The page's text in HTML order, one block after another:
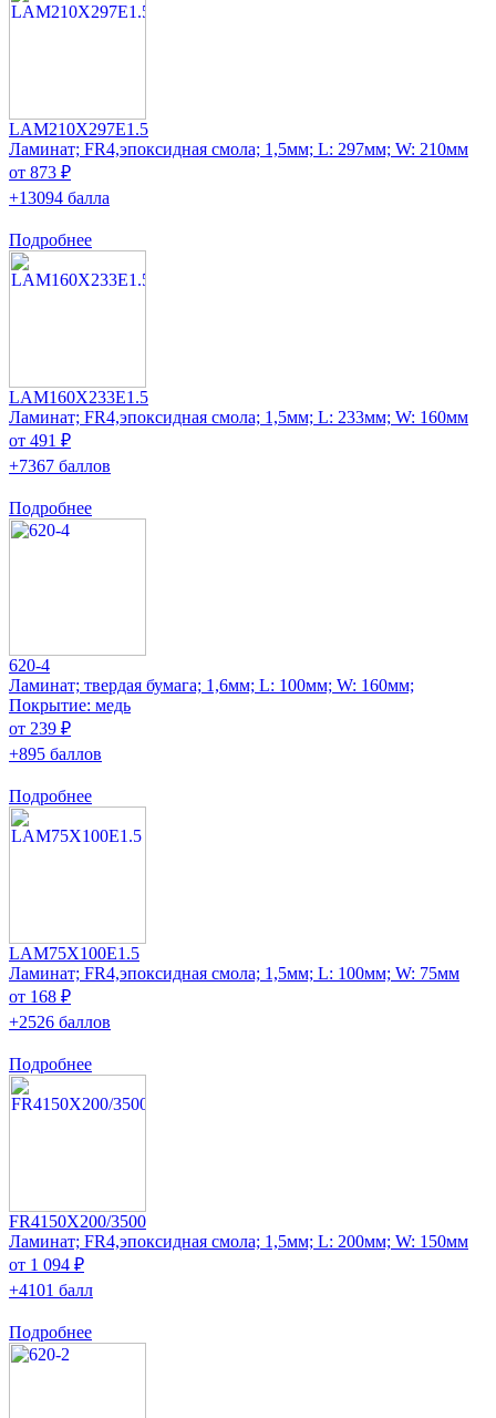
LAM210X297E1.5
Ламинат; FR4,эпоксидная смола; 1,5мм; L: 297мм; W: 210мм
от 873 ₽
+13094 балла
Подробнее
LAM160X233E1.5
Ламинат; FR4,эпоксидная смола; 1,5мм; L: 233мм; W: 160мм
от 491 ₽
+7367 баллов
Подробнее
620-4
Ламинат; твердая бумага; 1,6мм; L: 100мм; W: 160мм;
Покрытие: медь
от 239 ₽
+895 баллов
Подробнее
LAM75X100E1.5
Ламинат; FR4,эпоксидная смола; 1,5мм; L: 100мм; W: 75мм
от 168 ₽
+2526 баллов
Подробнее
FR4150X200/3500
Ламинат; FR4,эпоксидная смола; 1,5мм; L: 200мм; W: 150мм
от 1 094 ₽
+4101 балл
Подробнее